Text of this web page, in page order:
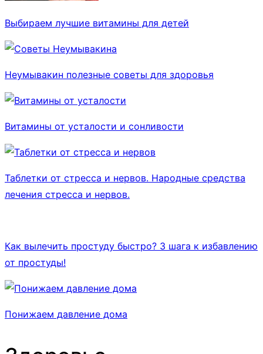
Выбираем лучшие витамины для детей
Неумывакин полезные советы для здоровья
Витамины от усталости и сонливости
Таблетки от стресса и нервов. Народные средства
лечения стресса и нервов.
Как вылечить простуду быстро? 3 шага к избавлению
от простуды!
Понижаем давление дома